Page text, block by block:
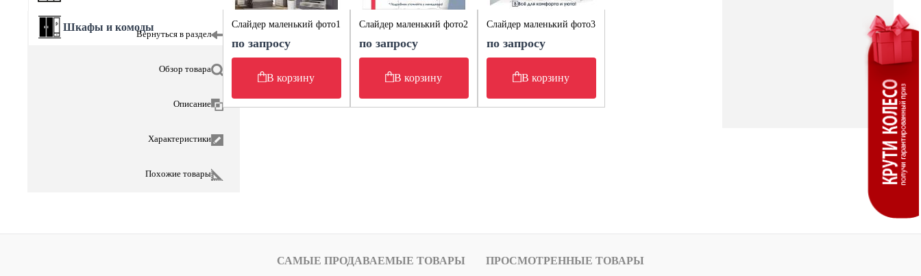
Шкафы и комоды
Вернуться в раздел
Обзор товара
Описание
Характеристики
Похожие товары
Слайдер маленький фото1
по запросу
В корзину
Слайдер маленький фото2
по запросу
В корзину
Слайдер маленький фото3
по запросу
В корзину
САМЫЕ ПРОДАВАЕМЫЕ ТОВАРЫ ПРОСМОТРЕННЫЕ ТОВАРЫ